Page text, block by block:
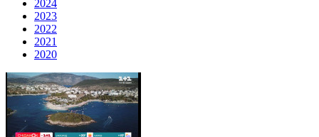
2024
2023
2022
2021
2020